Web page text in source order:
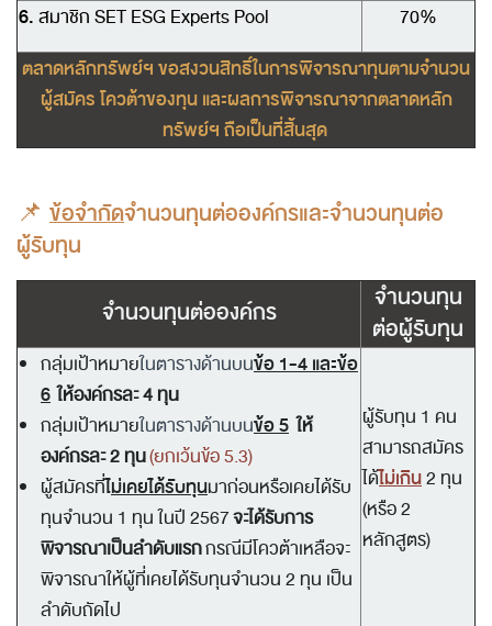
6.สมาชิก SET ESG Experts Pool 70%
ตลาดหลักทรัพย์ฯ ขอสงวนสิทธิ์ในการพิจารณาทุนตามจำนวน
ผู้สมัคร โควต้าของทุน และผลการพิจารณาจากตลาดหลัก
ทรัพย์ฯ ถือเป็นที่สิ้นสุด
📌 ข้อจำกัดจำนวนทุนต่อองค์กรและจำนวนทุนต่อ
ผู้รับทุน
จำนวนทุนต่อองค์กร
จำนวนทุน
ต่อผู้รับทุน
กลุ่มเป้าหมายในตารางด้านบนข้อ 1-4 และข้อ
6 ให้องค์กรละ 4 ทุน
กลุ่มเป้าหมายในตารางด้านบนข้อ 5 ให้
องค์กรละ 2 ทุน(ยกเว้นข้อ 5.3)
ผู้สมัครที่ไม่เคยได้รับทุนมาก่อนหรือเคยได้รับ
ทุนจำนวน 1 ทุน ในปี 2567จะได้รับการ
พิจารณาเป็นลำดับแรกกรณีมีโควต้าเหลือจะ
พิจารณาให้ผู้ที่เคยได้รับทุนจำนวน 2 ทุน เป็น
ลำดับถัดไป
ผู้รับทุน 1 คน
สามารถสมัคร
ได้ไม่เกิน2 ทุน
(หรือ 2
หลักสูตร)